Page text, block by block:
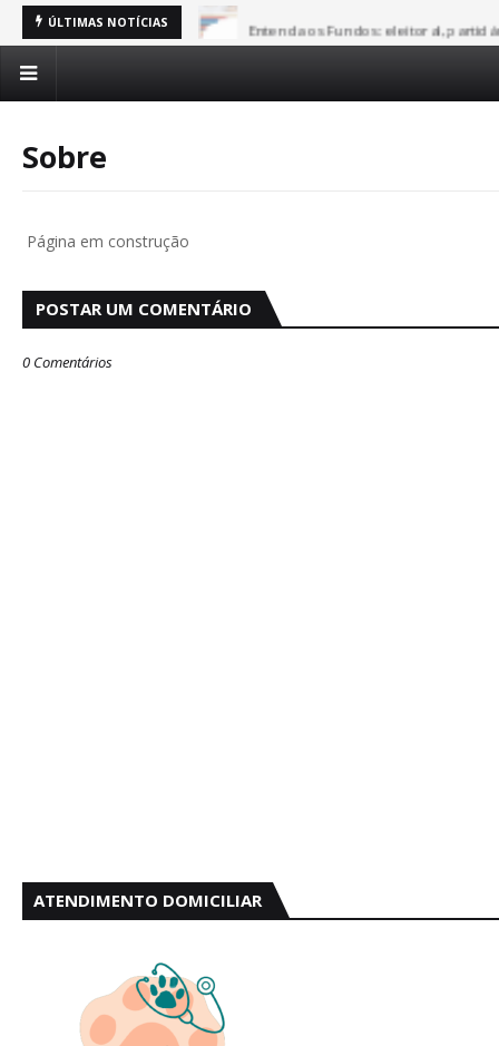
ÚLTIMAS NOTÍCIAS Entenda os Fundos: eleitoral,
Sobre
Página em construção
POSTAR UM COMENTÁRIO
0 Comentários
ATENDIMENTO DOMICILIAR